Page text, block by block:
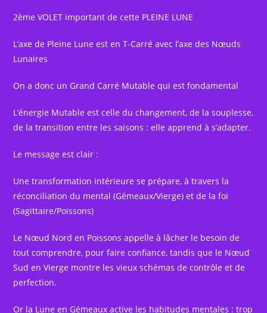
2ème VOLET important de cette PLEINE LUNE
L’axe de Pleine Lune est en T-Carré avec l’axe des Nœuds
Lunaires
On a donc un Grand Carré Mutable qui est fondamental
L’énergie Mutable est celle du changement, de la souplesse,
de la transition entre les saisons : elle apprend à s’adapter.
Le message est clair :
Une transformation intérieure se prépare, à travers la
réconciliation du mental (Gémeaux/Vierge) et de la foi
(Sagittaire/Poissons)
Le Nœud Nord en Poissons appelle à lâcher le besoin de
tout comprendre, pour faire confiance, tandis que le Nœud
Sud en Vierge montre les vieux schémas de contrôle et de
perfection.
Or la Lune en Gémeaux active les habitudes mentales : trop